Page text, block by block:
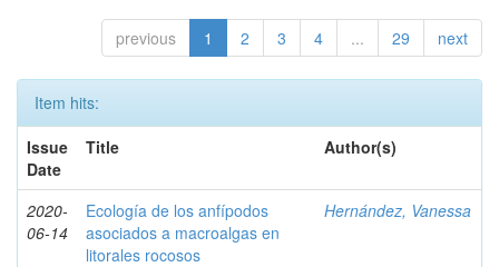
previous 1 2 3 4 ... 29 next
Item hits:
Issue
Date
Title Author(s)
2020-
06-14
Ecología de los anfípodos
asociados a macroalgas en
litorales rocosos
Hernández, Vanessa